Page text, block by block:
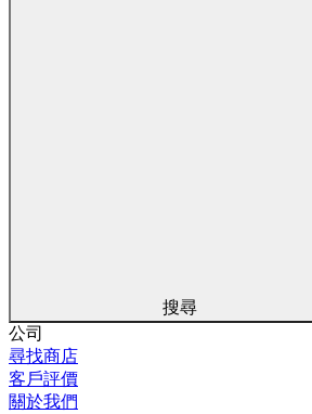
搜尋
公司
尋找商店
客戶評價
關於我們